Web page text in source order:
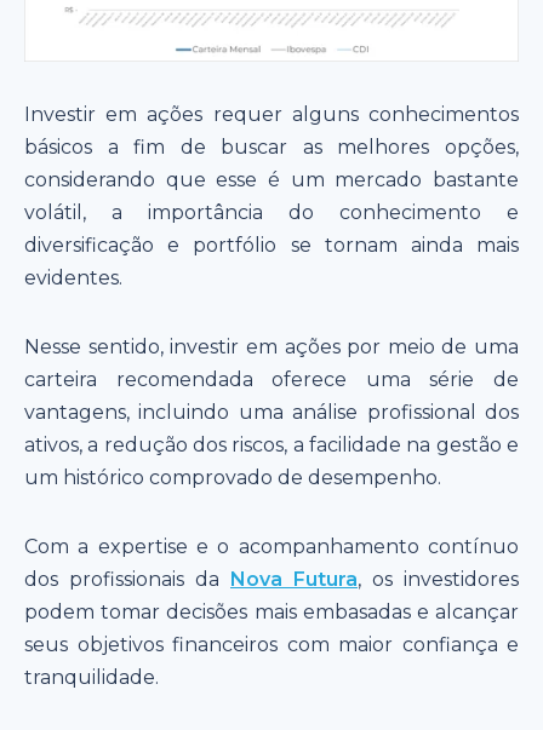
Investir em ações requer alguns conhecimentos
básicos a fim de buscar as melhores opções,
considerando que esse é um mercado bastante
volátil, a importância do conhecimento e
diversificação e portfólio se tornam ainda mais
evidentes.
Nesse sentido, investir em ações por meio de uma
carteira recomendada oferece uma série de
vantagens, incluindo uma análise profissional dos
ativos, a redução dos riscos, a facilidade na gestão e
um histórico comprovado de desempenho.
Com a expertise e o acompanhamento contínuo
dos profissionais da Nova Futura, os investidores
podem tomar decisões mais embasadas e alcançar
seus objetivos financeiros com maior confiança e
tranquilidade.